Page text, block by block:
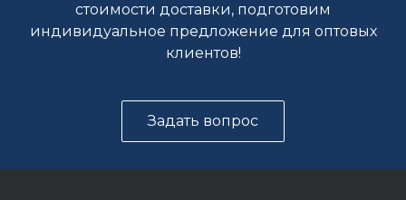
стоимости доставки, подготовим
индивидуальное предложение для оптовых
клиентов!
Задать вопрос